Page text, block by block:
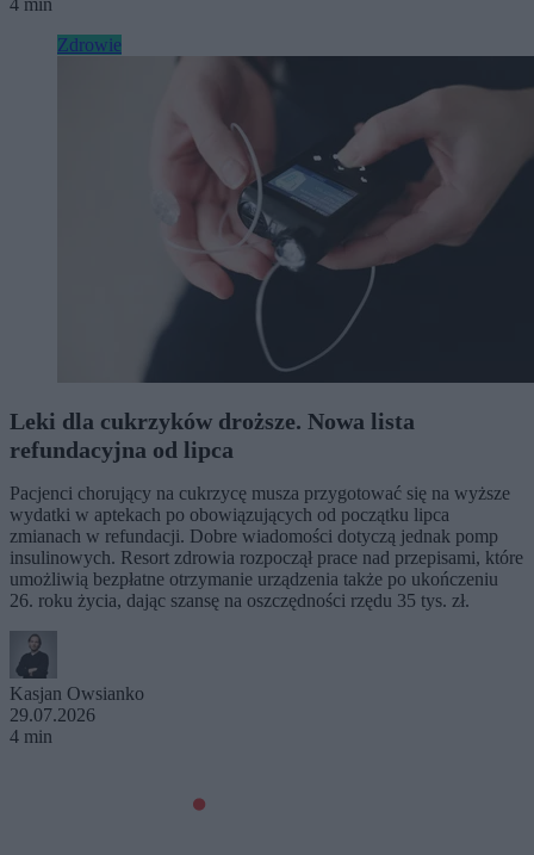
4 min
Zdrowie
Leki dla cukrzyków droższe. Nowa lista
refundacyjna od lipca
Pacjenci chorujący na cukrzycę musza przygotować się na wyższe
wydatki w aptekach po obowiązujących od początku lipca
zmianach w refundacji. Dobre wiadomości dotyczą jednak pomp
insulinowych. Resort zdrowia rozpoczął prace nad przepisami, które
umożliwią bezpłatne otrzymanie urządzenia także po ukończeniu
26. roku życia, dając szansę na oszczędności rzędu 35 tys. zł.
Kasjan Owsianko
29.07.2026
4 min